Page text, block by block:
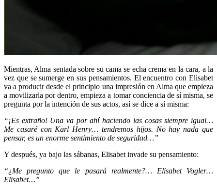
Mientras, Alma sentada sobre su cama se echa crema en la cara, a la
vez que se sumerge en sus pensamientos. El encuentro con Elisabet
va a producir desde el principio una impresión en Alma que empieza
a movilizarla por dentro, empieza a tomar conciencia de sí misma, se
pregunta por la intención de sus actos, así se dice a sí misma:
“¡Es extraño! Una va por ahí haciendo las cosas siempre igual…
Me casaré con Karl Henry… tendremos hijos. No hay nada que
pensar, es un enorme sentimiento de seguridad…”
Y después, ya bajo las sábanas, Elisabet invade su pensamiento:
“¿Me pregunto que le pasará realmente?… Elisabet Vogler…
Elisabet…”